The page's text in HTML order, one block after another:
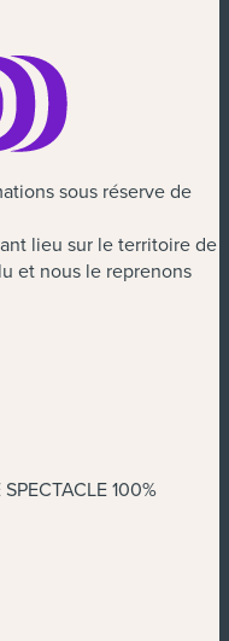
sous réserve de
lieu sur le territoire de
et nous le reprenons
100%